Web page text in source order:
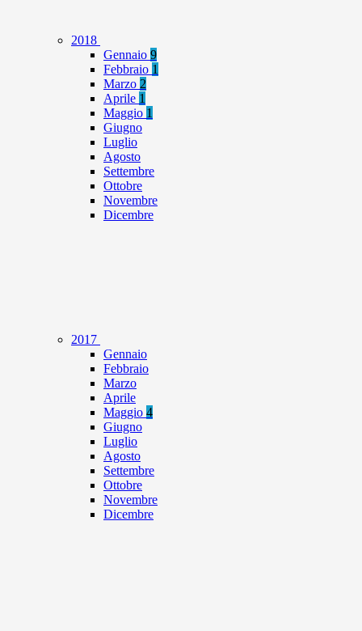
2018
Gennaio 9
Febbraio 1
Marzo 2
Aprile 1
Maggio 1
Giugno
Luglio
Agosto
Settembre
Ottobre
Novembre
Dicembre
2017
Gennaio
Febbraio
Marzo
Aprile
Maggio 4
Giugno
Luglio
Agosto
Settembre
Ottobre
Novembre
Dicembre